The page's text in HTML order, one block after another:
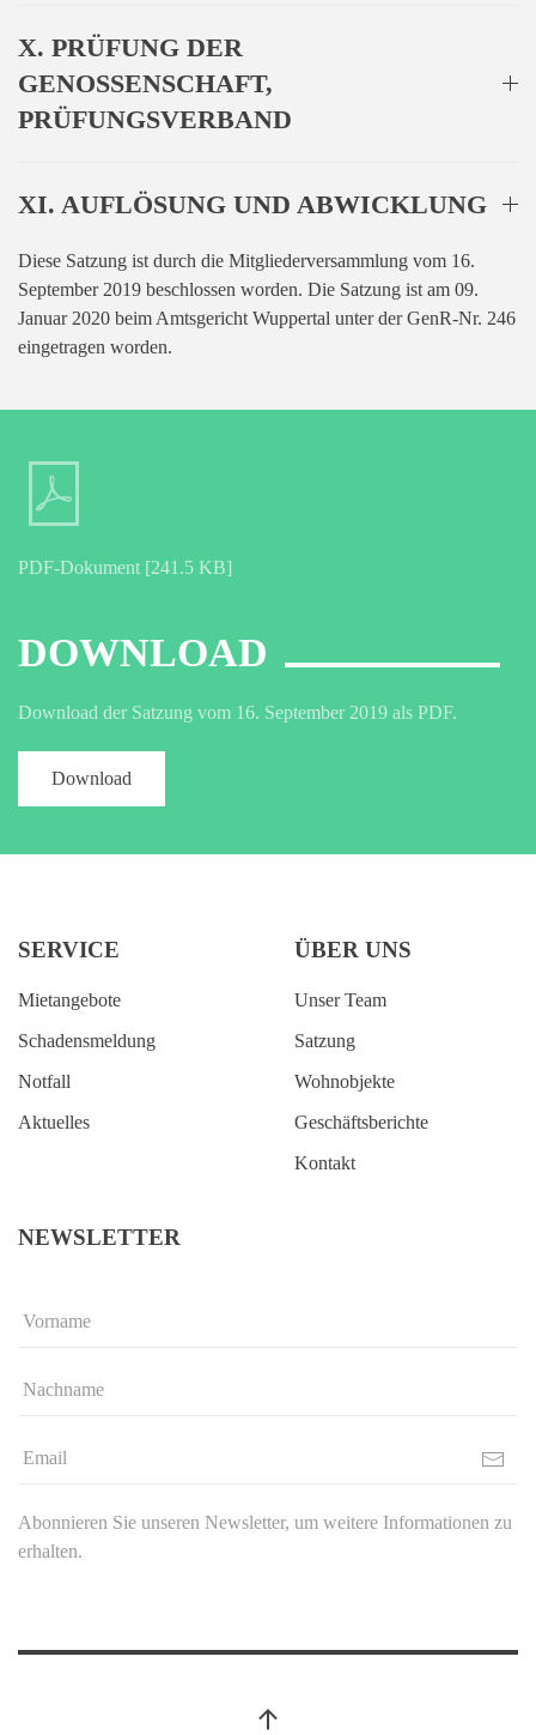
X. PRÜFUNG DER
GENOSSENSCHAFT,
PRÜFUNGSVERBAND
XI. AUFLÖSUNG UND ABWICKLUNG
Diese Satzung ist durch die Mitgliederversammlung vom 16.
September 2019 beschlossen worden. Die Satzung ist am 09.
Januar 2020 beim Amtsgericht Wuppertal unter der GenR-Nr. 246
eingetragen worden.
PDF-Dokument [241.5 KB]
DOWNLOAD
Download der Satzung vom 16. September 2019 als PDF.
Download
SERVICE
Mietangebote
Schadensmeldung
Notfall
Aktuelles
ÜBER UNS
Unser Team
Satzung
Wohnobjekte
Geschäftsberichte
Kontakt
NEWSLETTER
Abonnieren Sie unseren Newsletter, um weitere Informationen zu
erhalten.